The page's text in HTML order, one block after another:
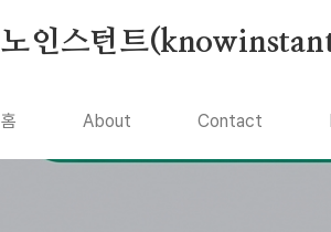
노인스턴트
홈 About Contact